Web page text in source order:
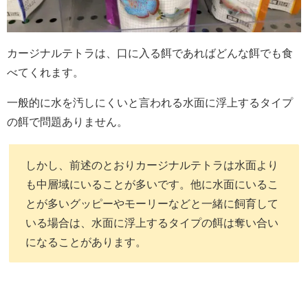
カージナルテトラは、口に入る餌であればどんな餌でも食
べてくれます。
一般的に水を汚しにくいと言われる水面に浮上するタイプ
の餌で問題ありません。
しかし、前述のとおりカージナルテトラは水面より
も中層域にいることが多いです。他に水面にいるこ
とが多いグッピーやモーリーなどと一緒に飼育して
いる場合は、水面に浮上するタイプの餌は奪い合い
になることがあります。